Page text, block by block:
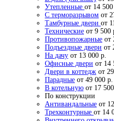
Утепленные от 14
С терморазрывом от
Тамбурные двери от
Технические от 9 500
Противопожарные от
Подъездные двери от
На дачу от 13 000 р.
Офисные двери от 14
Двери в коттедж от
Парадные от 49 000 р.
В котельную от 17
По конструкции
Антивандальные от
Трехконтурные от 14